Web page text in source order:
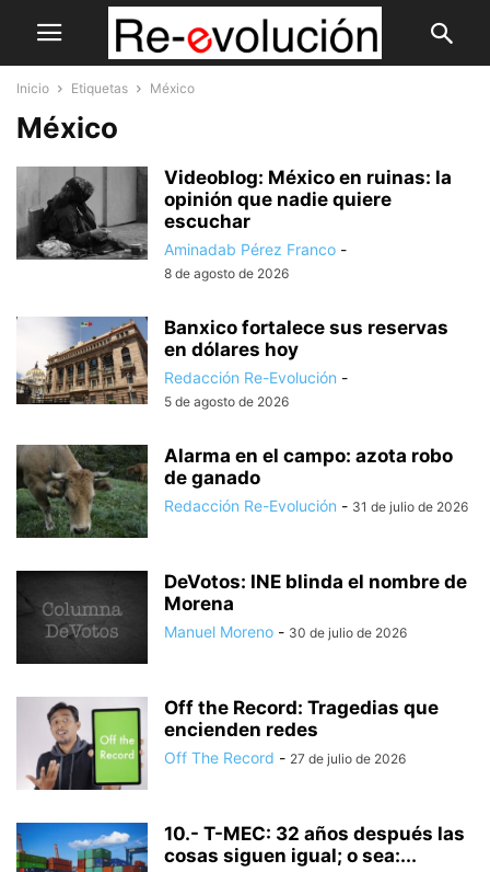
Inicio Etiquetas México
México
Videoblog: México en ruinas: la
opinión que nadie quiere
escuchar
Aminadab Pérez Franco -
8 de agosto de 2026
Banxico fortalece sus reservas
en dólares hoy
Redacción Re-Evolución -
5 de agosto de 2026
Alarma en el campo: azota robo
de ganado
Redacción Re-Evolución - 31 de julio de 2026
DeVotos: INE blinda el nombre de
Morena
Manuel Moreno - 30 de julio de 2026
Off the Record: Tragedias que
encienden redes
Off The Record - 27 de julio de 2026
10.- T-MEC: 32 años después las
cosas siguen igual; o sea:...